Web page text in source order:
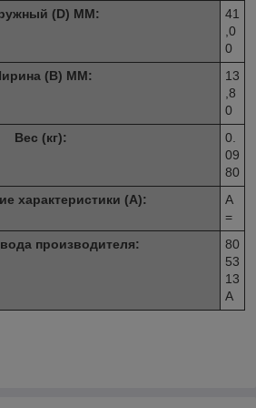
(D) ММ:
41
,0
0
(B) MM:
13
,8
0
Вес (кг):
0.
09
80
характеристики (A):
A
=
производителя:
80
53
13
A